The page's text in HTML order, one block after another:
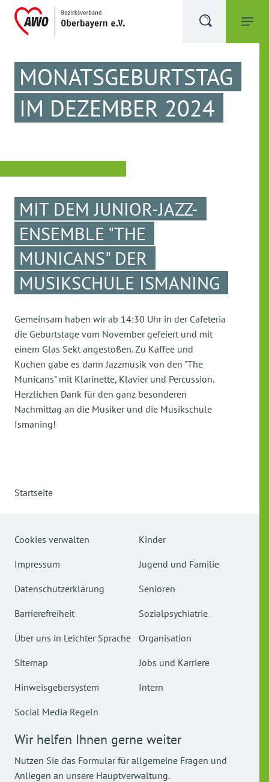
MONATSGEBURTSTAG
IM DEZEMBER 2024
MIT DEM JUNIOR-JAZZ-
ENSEMBLE "THE
MUNICANS" DER
MUSIKSCHULE ISMANING
Gemeinsam haben wir ab 14:30 Uhr in der Cafeteria
die Geburtstage vom November gefeiert und mit
einem Glas Sekt angestoßen. Zu Kaffee und
Kuchen gabe es dann Jazzmusik von den "The
Municans" mit Klarinette, Klavier und Percussion.
Herzlichen Dank für den ganz besonderen
Nachmittag an die Musiker und die Musikschule
Ismaning!
Startseite
Cookies verwalten
Impressum
Datenschutzerklärung
Barrierefreiheit
Über uns in Leichter Sprache
Sitemap
Hinweisgebersystem
Social Media Regeln
Kinder
Jugend und Familie
Senioren
Sozialpsychiatrie
Organisation
Jobs und Karriere
Intern
Wir helfen Ihnen gerne weiter
Nutzen Sie das Formular für allgemeine Fragen und
Anliegen an unsere Hauptverwaltung.